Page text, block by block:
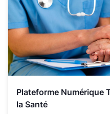
Plateforme Numérique
la Santé